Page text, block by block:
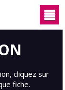
cliquez sur
fiche.